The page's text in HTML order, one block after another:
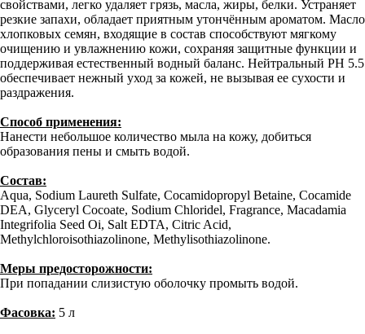
свойствами, легко удаляет грязь, масла, жиры, белки. Устраняет
резкие запахи, обладает приятным утончённым ароматом. Масло
хлопковых семян, входящие в состав способствуют мягкому
очищению и увлажнению кожи, сохраняя защитные функции и
поддерживая естественный водный баланс. Нейтральный РН 5.5
обеспечивает нежный уход за кожей, не вызывая ее сухости и
раздражения.
Способ применения:
Нанести небольшое количество мыла на кожу, добиться
образования пены и смыть водой.
Состав:
Aqua, Sodium Laureth Sulfate, Cocamidopropyl Betaine, Cocamide
DEA, Glyceryl Cocoate, Sodium Chloridel, Fragrance, Macadamia
Integrifolia Seed Oi, Salt EDTA, Citric Acid,
Methylchloroisothiazolinone, Methylisothiazolinone.
Меры предосторожности:
При попадании слизистую оболочку промыть водой.
Фасовка: 5 л